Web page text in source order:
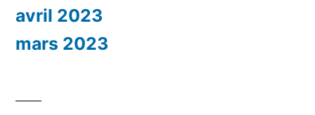
avril 2023
mars 2023